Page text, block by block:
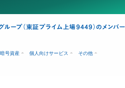
暗号資産 個人向けサービス その他